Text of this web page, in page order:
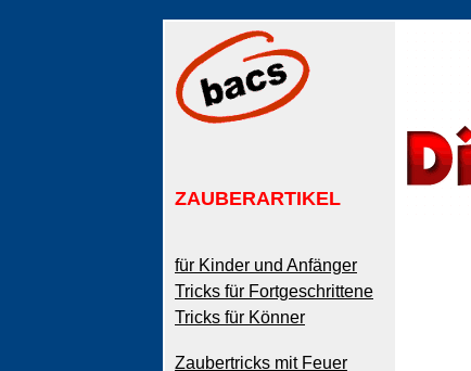
ZAUBERARTIKEL
für Kinder und Anfänger
Tricks für Fortgeschrittene
Tricks für Könner
Zaubertricks mit Feuer